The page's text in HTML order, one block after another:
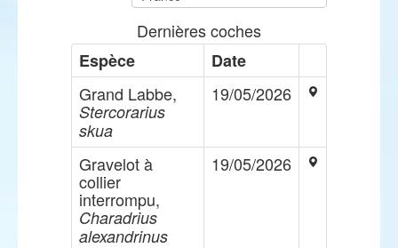
Dernières coches
Espèce
Date
Grand Labbe,
Stercorarius
skua
19/05/2026
Gravelot à
collier
interrompu,
Charadrius
alexandrinus
19/05/2026